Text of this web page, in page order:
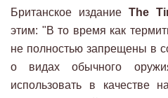
Британское издание The
этим: "В то время как
не полностью запрещены в
о видах обычного
использовать в качестве